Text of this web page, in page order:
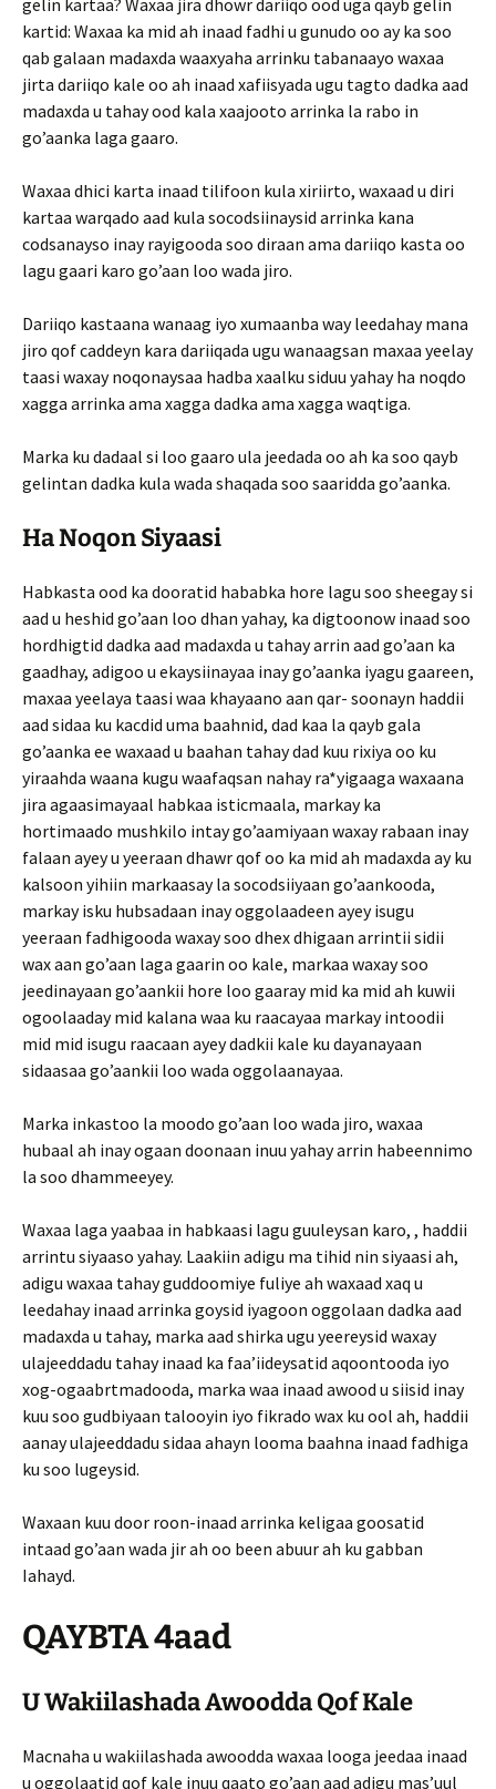
gelin kartaa? Waxaa jira dhowr dariiqo ood uga qayb gelin
kartid: Waxaa ka mid ah inaad fadhi u gunudo oo ay ka soo
qab galaan madaxda waaxyaha arrinku tabanaayo waxaa
jirta dariiqo kale oo ah inaad xafiisyada ugu tagto dadka aad
madaxda u tahay ood kala xaajooto arrinka la rabo in
go’aanka laga gaaro.
Waxaa dhici karta inaad tilifoon kula xiriirto, waxaad u diri
kartaa warqado aad kula socodsiinaysid arrinka kana
codsanayso inay rayigooda soo diraan ama dariiqo kasta oo
lagu gaari karo go’aan loo wada jiro.
Dariiqo kastaana wanaag iyo xumaanba way leedahay mana
jiro qof caddeyn kara dariiqada ugu wanaagsan maxaa yeelay
taasi waxay noqonaysaa hadba xaalku siduu yahay ha noqdo
xagga arrinka ama xagga dadka ama xagga waqtiga.
Marka ku dadaal si loo gaaro ula jeedada oo ah ka soo qayb
gelintan dadka kula wada shaqada soo saaridda go’aanka.
Ha Noqon Siyaasi
Habkasta ood ka dooratid hababka hore lagu soo sheegay si
aad u heshid go’aan loo dhan yahay, ka digtoonow inaad soo
hordhigtid dadka aad madaxda u tahay arrin aad go’aan ka
gaadhay, adigoo u ekaysiinayaa inay go’aanka iyagu gaareen,
maxaa yeelaya taasi waa khayaano aan qar- soonayn haddii
aad sidaa ku kacdid uma baahnid, dad kaa la qayb gala
go’aanka ee waxaad u baahan tahay dad kuu rixiya oo ku
yiraahda waana kugu waafaqsan nahay ra*yigaaga waxaana
jira agaasimayaal habkaa isticmaala, markay ka
hortimaado mushkilo intay go’aamiyaan waxay rabaan inay
falaan ayey u yeeraan dhawr qof oo ka mid ah madaxda ay ku
kalsoon yihiin markaasay la socodsiiyaan go’aankooda,
mar­kay isku hubsadaan inay oggolaadeen ayey isugu
yeeraan fadhigooda waxay soo dhex dhigaan arrintii sidii
wax aan go’aan laga gaarin oo kale, markaa waxay soo
jeedinayaan go’aankii hore loo gaaray mid ka mid ah kuwii
ogoolaaday mid kalana waa ku raacayaa markay intoodii
mid mid isugu raacaan ayey dadkii kale ku dayanayaan
sidaasaa go’aankii loo wada oggolaanayaa.
Marka inkastoo la moodo go’aan loo wada jiro, waxaa
hubaal ah inay ogaan doonaan inuu yahay arrin habeennimo
la soo dhammeeyey.
Waxaa laga yaabaa in habkaasi lagu guuleysan karo, , haddii
arrintu siyaaso yahay. Laakiin adigu ma tihid nin siyaasi ah,
adigu waxaa tahay guddoomiye fuliye ah waxaad xaq u
leedahay inaad arrinka goysid iyagoon oggolaan dadka aad
madaxda u tahay, marka aad shirka ugu yeereysid waxay
ulajeeddadu tahay inaad ka faa’iideysatid aqoontooda iyo
xog-ogaabrtmadooda, marka waa inaad awood u siisid inay
kuu soo gudbiyaan talooyin iyo fikrado wax ku ool ah, haddii
aanay ulajeeddadu sidaa ahayn looma baahna inaad fadhiga
ku soo lugeysid.
Waxaan kuu door roon-inaad arrinka keligaa goosatid
intaad go’aan wada jir ah oo been abuur ah ku gabban
Iahayd.
QAYBTA 4aad
U Wakiilashada Awoodda Qof Kale
Macnaha u wakiilashada awoodda waxaa looga jeedaa inaad
u oggolaatid qof kale inuu qaato go’aan aad adigu mas’uul